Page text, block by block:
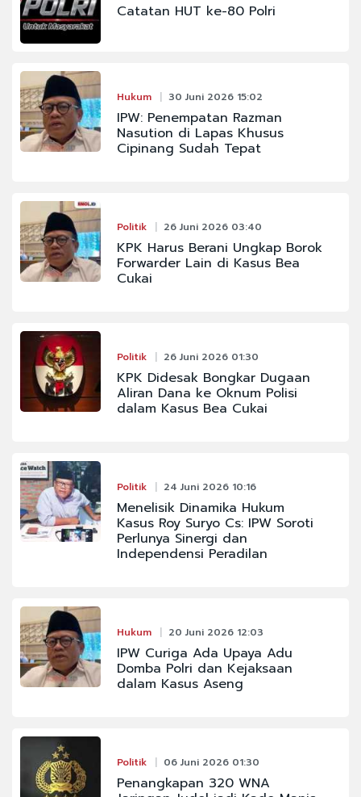
Catatan HUT ke-80 Polri
Hukum 30 Juni 2026 15:02
IPW: Penempatan Razman
Nasution di Lapas Khusus
Cipinang Sudah Tepat
Politik 26 Juni 2026 03:40
KPK Harus Berani Ungkap Borok
Forwarder Lain di Kasus Bea
Cukai
Politik 26 Juni 2026 01:30
KPK Didesak Bongkar Dugaan
Aliran Dana ke Oknum Polisi
dalam Kasus Bea Cukai
Politik 24 Juni 2026 10:16
Menelisik Dinamika Hukum
Kasus Roy Suryo Cs: IPW Soroti
Perlunya Sinergi dan
Independensi Peradilan
Hukum 20 Juni 2026 12:03
IPW Curiga Ada Upaya Adu
Domba Polri dan Kejaksaan
dalam Kasus Aseng
Politik 06 Juni 2026 01:30
Penangkapan 320 WNA